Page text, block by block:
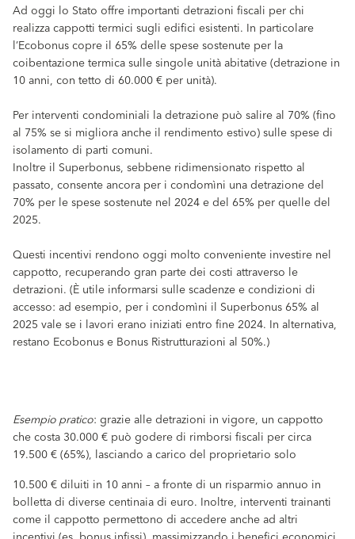
Ad oggi lo Stato offre importanti detrazioni fiscali per chi
realizza cappotti termici sugli edifici esistenti. In particolare
l’Ecobonus copre il 65% delle spese sostenute per la
coibentazione termica sulle singole unità abitative (detrazione in
10 anni, con tetto di 60.000 € per unità).
Per interventi condominiali la detrazione può salire al 70% (fino
al 75% se si migliora anche il rendimento estivo) sulle spese di
isolamento di parti comuni.
Inoltre il Superbonus, sebbene ridimensionato rispetto al
passato, consente ancora per i condomìni una detrazione del
70% per le spese sostenute nel 2024 e del 65% per quelle del
2025.
Questi incentivi rendono oggi molto conveniente investire nel
cappotto, recuperando gran parte dei costi attraverso le
detrazioni. (È utile informarsi sulle scadenze e condizioni di
accesso: ad esempio, per i condomìni il Superbonus 65% al
2025 vale se i lavori erano iniziati entro fine 2024. In alternativa,
restano Ecobonus e Bonus Ristrutturazioni al 50%.)
Esempio pratico: grazie alle detrazioni in vigore, un cappotto
che costa 30.000 € può godere di rimborsi fiscali per circa
19.500 € (65%), lasciando a carico del proprietario solo
10.500 € diluiti in 10 anni – a fronte di un risparmio annuo in
bolletta di diverse centinaia di euro. Inoltre, interventi trainanti
come il cappotto permettono di accedere anche ad altri